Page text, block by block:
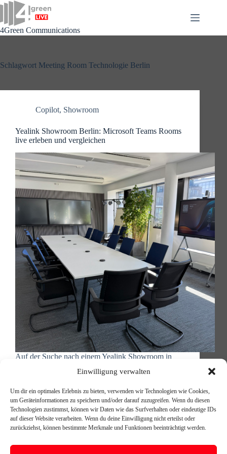
Einwilligung verwalten
Um dir ein optimales Erlebnis zu bieten, verwenden wir Technologien wie Cookies,
um Geräteinformationen zu speichern und/oder darauf zuzugreifen. Wenn du diesen
Technologien zustimmst, können wir Daten wie das Surfverhalten oder eindeutige IDs
auf dieser Website verarbeiten. Wenn du deine Einwilligung nicht erteilst oder
zurückziehst, können bestimmte Merkmale und Funktionen beeinträchtigt werden.
Zum
Inhalt
springen
4Green Communications
Schlagwort Meeting Room Technologie Berlin
Copilot, Showroom
Yealink Showroom Berlin: Microsoft Teams Rooms
live erleben und vergleichen
Auf der Suche nach einem Yealink Showroom in
Technologie nicht nur präsentiert bekommen,
Communications haben wir zwei unterschiedliche
Demo-Räume eingerichtet, die Ihnen zeigen, wie
leistungsfähig Yealink Microsoft Teams Rooms…
Michael Reischer
21. Oktober 2025